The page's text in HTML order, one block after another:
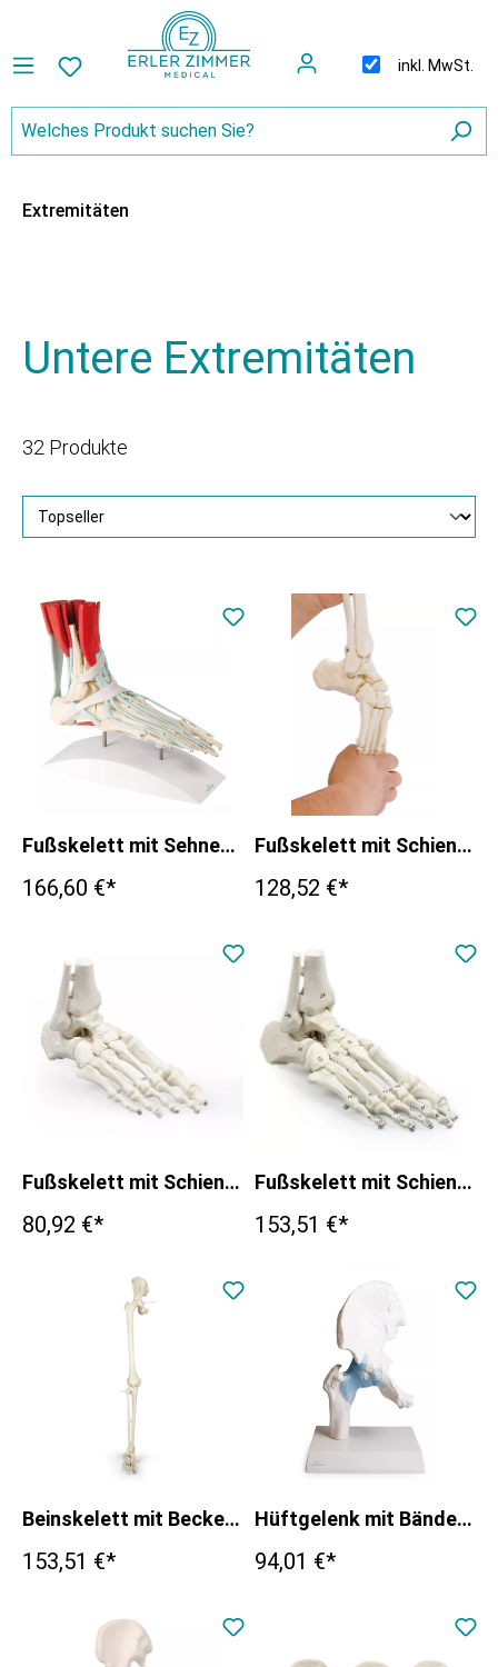
inkl. MwSt.
Extremitäten
Untere Extremitäten
32 Produkte
Fußskelett mit Sehnenapparat
166,60 €*
Fußskelett mit Schien- und Wadenbeinansatz, beweglich montiert
128,52 €*
Fußskelett mit Schien- und Wadenbeinansatz
80,92 €*
Fußskelett mit Schien- und Wadenbeinansatz, beweglich montiert, nummeriert
153,51 €*
Beinskelett mit Beckenhälfte
153,51 €*
Hüftgelenk mit Bändern, mit Stativ
94,01 €*